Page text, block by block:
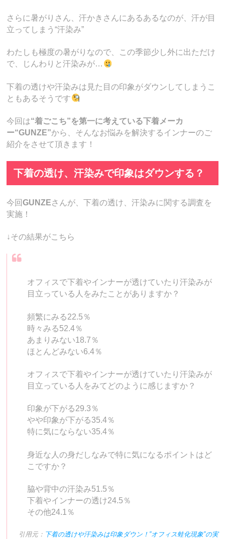
さらに暑がりさん、汗かきさんにあるあるなのが、汗が目
立ってしまう“汗染み”
わたしも極度の暑がりなので、この季節少し外に出ただけ
で、じんわりと汗染みが…
下着の透けや汗染みは見た目の印象がダウンしてしまうこ
ともあるそうです
今回は“着ごこち”を第一に考えている下着メーカ
ー“GUNZE”から、そんなお悩みを解決するインナーのご
紹介をさせて頂きます！
下着の透け、汗染みで印象はダウンする？
今回GUNZEさんが、下着の透け、汗染みに関する調査を
実施！
↓その結果がこちら
オフィスで下着やインナーが透けていたり汗染みが
目立っている人をみたことがありますか？
頻繁にみる22.5％
時々みる52.4％
あまりみない18.7％
ほとんどみない6.4％
オフィスで下着やインナーが透けていたり汗染みが
目立っている人をみてどのように感じますか？
印象が下がる29.3％
やや印象が下がる35.4％
特に気にならない35.4％
身近な人の身だしなみで特に気になるポイントはど
こですか？
脇や背中の汗染み51.5％
下着やインナーの透け24.5％
その他24.1％
引用元： 下着の透けや汗染みは印象ダウン！”オフィス蛙化現象”の実